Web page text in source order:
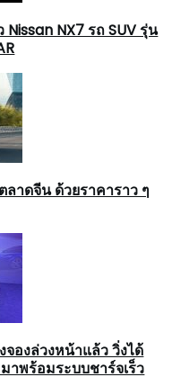
NX7 รถ SUV รุ่น
ลาดจีน ด้วยราคาราว ๆ
จองล่วงหน้าแล้ว วิ่งได้
าพร้อมระบบชาร์จเร็ว